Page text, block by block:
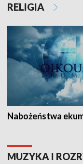
RELIGIA
Nabożeństwa
MUZYKA I